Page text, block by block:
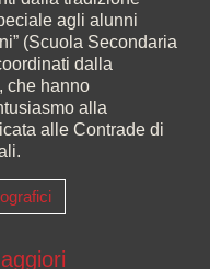
agli alunni
(Scuola Secondaria
dalla
che hanno
alla
alle Contrade di